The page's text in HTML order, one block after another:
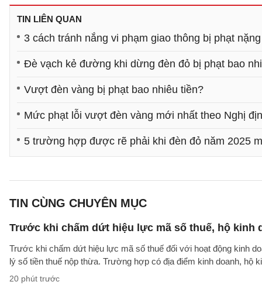
TIN LIÊN QUAN
3 cách tránh nắng vi phạm giao thông bị phạt
Đè vạch kẻ đường khi dừng đèn đỏ bị phạt bao
Vượt đèn vàng bị phạt bao nhiêu tiền?
Mức phạt lỗi vượt đèn vàng mới nhất theo Nghị
5 trường hợp được rẽ phải khi đèn đỏ năm 2025
TIN CÙNG CHUYÊN MỤC
Trước khi chấm dứt hiệu lực mã số thuế, hộ kinh
Trước khi chấm dứt hiệu lực mã số thuế đối với hoạt động kinh
lý số tiền thuế nộp thừa. Trường hợp có địa điểm kinh doanh, hộ
20 phút trước